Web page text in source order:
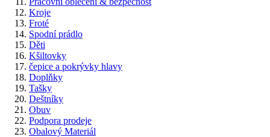
Kroje
Froté
Spodní prádlo
Děti
Kšiltovky
čepice a pokrývky hlavy
Doplňky
Tašky
Deštníky
Obuv
Podpora prodeje
Obalový Materiál